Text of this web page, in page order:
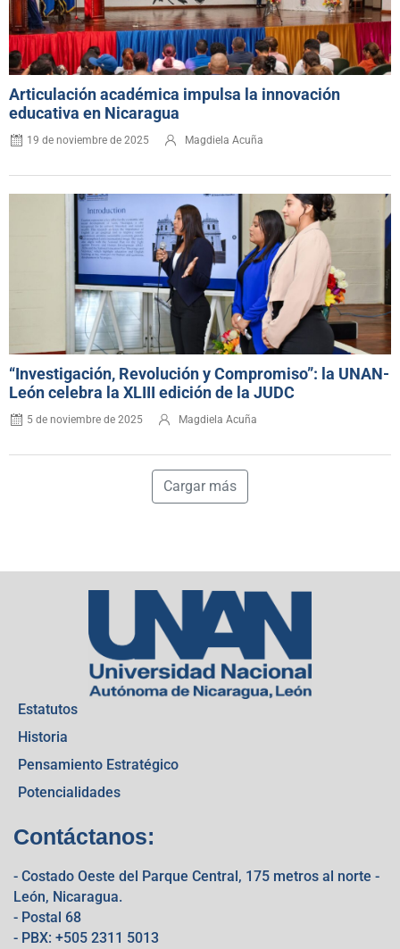
Articulación académica impulsa la innovación
educativa en Nicaragua
19 de noviembre de 2025 Magdiela Acuña
“Investigación, Revolución y Compromiso”: la UNAN-
León celebra la XLIII edición de la JUDC
5 de noviembre de 2025 Magdiela Acuña
Cargar más
Estatutos
Historia
Pensamiento Estratégico
Potencialidades
Contáctanos:
- Costado Oeste del Parque Central, 175 metros al norte -
León, Nicaragua.
- Postal 68
- PBX: +505 2311 5013